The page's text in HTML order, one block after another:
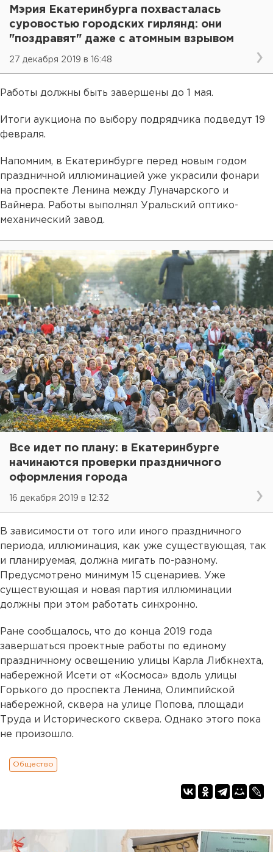
Мэрия Екатеринбурга похвасталась
суровостью городских гирлянд: они
"поздравят" даже с атомным взрывом
27 декабря 2019 в 16:48
Работы должны быть завершены до 1 мая.
Итоги аукциона по выбору подрядчика подведут 19
февраля.
Напомним, в Екатеринбурге перед новым годом
праздничной иллюминацией уже украсили фонари
на проспекте Ленина между Луначарского и
Вайнера. Работы выполнял Уральский оптико-
механический завод.
Все идет по плану: в Екатеринбурге
начинаются проверки праздничного
оформления города
16 декабря 2019 в 12:32
В зависимости от того или иного праздничного
периода, иллюминация, как уже существующая, так
и планируемая, должна мигать по-разному.
Предусмотрено минимум 15 сценариев. Уже
существующая и новая партия иллюминации
должны при этом работать синхронно.
Ране сообщалось, что до конца 2019 года
завершаться проектные работы по единому
праздничному освещению улицы Карла Либкнехта,
набережной Исети от «Космоса» вдоль улицы
Горького до проспекта Ленина, Олимпийской
набережной, сквера на улице Попова, площади
Труда и Исторического сквера. Однако этого пока
не произошло.
Общество